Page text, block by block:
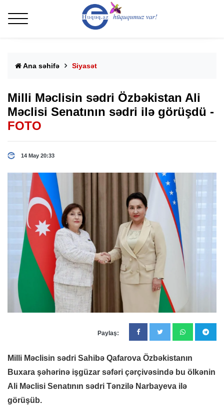
Ana səhifə Siyasət
Milli Məclisin sədri Özbəkistan Ali
Məclisi Senatının sədri ilə görüşdü -
FOTO
14 May 20:33
Paylaş:
Milli Məclisin sədri Sahibə Qafarova Özbəkistanın
Buxara şəhərinə işgüzar səfəri çərçivəsində bu ölkənin
Ali Məclisi Senatının sədri Tənzilə Narbayeva ilə
görüşüb.